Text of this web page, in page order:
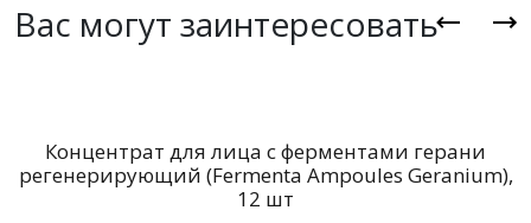
Вас могут заинтересовать
Концентрат для лица с ферментами герани
регенерирующий (Fermenta Ampoules Geranium),
12 шт